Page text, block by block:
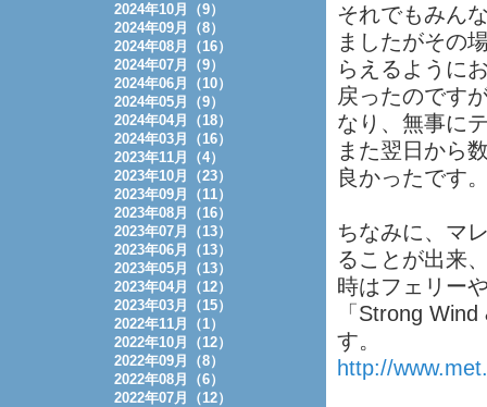
それでもみん
ましたがその
らえるように
戻ったのです
なり、無事に
また翌日から
良かったです
ちなみに、マ
ることが出来
時はフェリー
「Strong
す。
http://
2024年10月（9）
2024年09月（8）
2024年08月（16）
2024年07月（9）
2024年06月（10）
2024年05月（9）
2024年04月（18）
2024年03月（16）
2023年11月（4）
2023年10月（23）
2023年09月（11）
2023年08月（16）
2023年07月（13）
2023年06月（13）
2023年05月（13）
2023年04月（12）
2023年03月（15）
2022年11月（1）
2022年10月（12）
2022年09月（8）
2022年08月（6）
2022年07月（12）